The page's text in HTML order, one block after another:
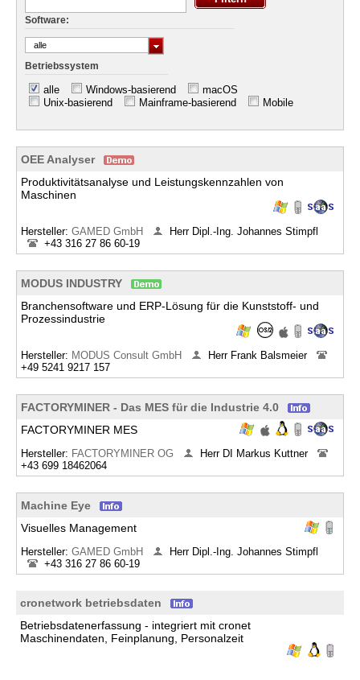
Software:
alle
Betriebssystem
alle Windows-basierend
macOS
Unix-basierend
Mainframe-basierend Mobile
OEE Analyser
Produktivitätsanalyse und Leistungskennzahlen von
Maschinen
Hersteller: GAMED GmbH
Herr Dipl.-Ing. Johannes Stimpfl
+43 316 27 86 60-19
MODUS INDUSTRY
Branchensoftware und ERP-Lösung für die Kunststoff- und
Prozessindustrie
Hersteller: MODUS Consult GmbH
Herr Frank Balsmeier
+49 5241 9217 157
FACTORYMINER - Das MES für die Industrie 4.0
FACTORYMINER MES
Hersteller: FACTORYMINER OG
Herr DI Markus Kuttner
+43 699 18462064
Machine Eye
Visuelles Management
Hersteller: GAMED GmbH
Herr Dipl.-Ing. Johannes Stimpfl
+43 316 27 86 60-19
cronetwork betriebsdaten
Betriebsdatenerfassung - integriert mit cronet
Maschinendaten, Feinplanung, Personalzeit